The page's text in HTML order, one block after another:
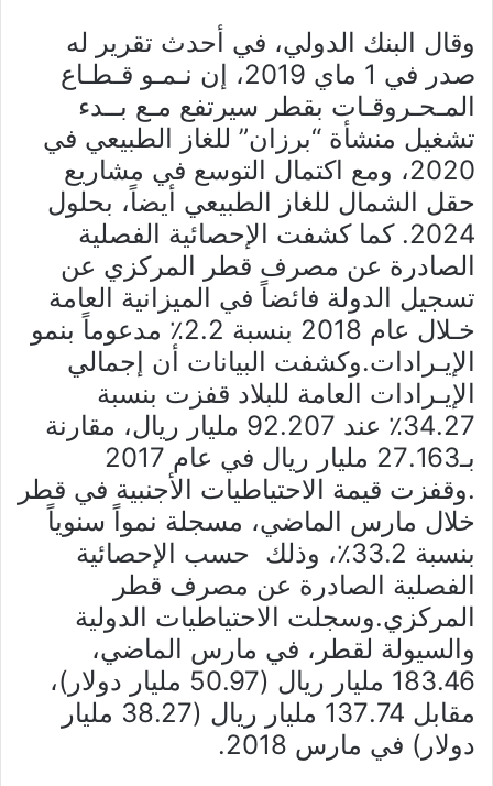
وقال البنك الدولي، في أحدث تقرير له
صدر في 1 ماي 2019، إن نـمـو قـطـاع
المـحـروقـات بقطر سيرتفع مـع بــدء
تشغيل منشأة “برزان” للغاز الطبيعي في
2020، ومع اكتمال التوسع في مشاريع
حقل الشمال للغاز الطبيعي أيضاً، بحلول
2024. كما كشفت الإحصائية الفصلية
الصادرة عن مصرف قطر المركزي عن
تسجيل الدولة فائضاً في الميزانية العامة
خـلال عام 2018 بنسبة 2.2٪ مدعوماً بنمو
الإيـرادات.وكشفت البيانات أن إجمالي
الإيـرادات العامة للبلاد قفزت بنسبة
34.27٪ عند 92.207 مليار ريال، مقارنة
بـ27.163 مليار ريال في عام 2017
.وقفزت قيمة الاحتياطيات الأجنبية في قطر
خلال مارس الماضي، مسجلة نمواً سنوياً
بنسبة 33.2٪، وذلك حسب الإحصائية
الفصلية الصادرة عن مصرف قطر
المركزي.وسجلت الاحتياطيات الدولية
والسيولة لقطر، في مارس الماضي،
183.46 مليار ريال (50.97 مليار دولار)،
مقابل 137.74 مليار ريال (38.27 مليار
دولار) في مارس 2018.